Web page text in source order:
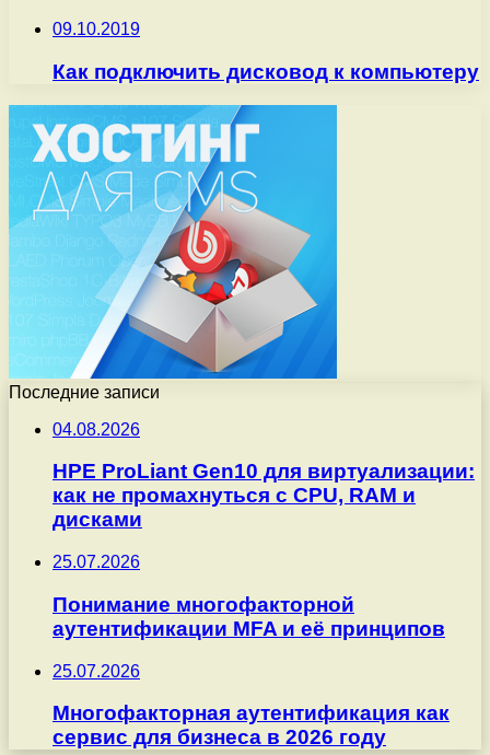
09.10.2019
Как подключить дисковод к компьютеру
Последние записи
04.08.2026
HPE ProLiant Gen10 для виртуализации:
как не промахнуться с CPU, RAM и
дисками
25.07.2026
Понимание многофакторной
аутентификации MFA и её принципов
25.07.2026
Многофакторная аутентификация как
сервис для бизнеса в 2026 году